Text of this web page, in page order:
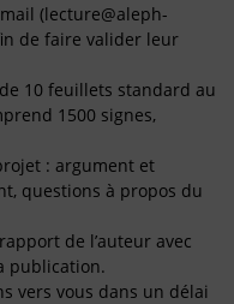
(lecture@aleph-
de faire valider leur
10 feuillets standard au
1500 signes,
: argument et
questions à propos du
de l’auteur avec
publication.
vers vous dans un délai